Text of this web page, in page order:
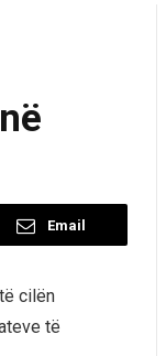
Email
cilën
të